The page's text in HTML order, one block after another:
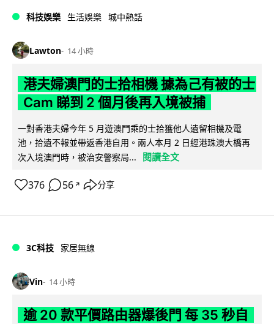
科技娛樂 生活娛樂 城中熱話
Lawton 14 小時
港夫婦澳門的士拾相機 據為己有被的士
Cam 睇到 2 個月後再入境被捕
一對香港夫婦今年 5 月遊澳門乘的士拾獲他人遺留相機及電
池，拾遺不報並帶返香港自用。兩人本月 2 日經港珠澳大橋再
次入境澳門時，被治安警察局...
閱讀全文
376 56 ↗ 分享
3C科技 家居無線
Vin 14 小時
逾 20 款平價路由器爆後門 每 35 秒自